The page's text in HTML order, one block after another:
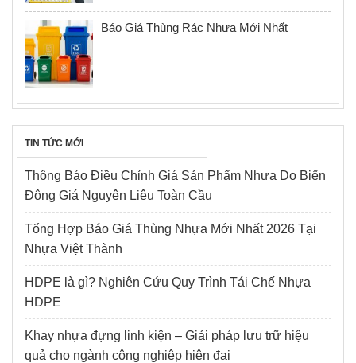
Báo Giá Thùng Rác Nhựa Mới Nhất
TIN TỨC MỚI
Thông Báo Điều Chỉnh Giá Sản Phẩm Nhựa Do Biến
Động Giá Nguyên Liệu Toàn Cầu
Tổng Hợp Báo Giá Thùng Nhựa Mới Nhất 2026 Tại
Nhựa Việt Thành
HDPE là gì? Nghiên Cứu Quy Trình Tái Chế Nhựa
HDPE
Khay nhựa đựng linh kiện – Giải pháp lưu trữ hiệu
quả cho ngành công nghiệp hiện đại